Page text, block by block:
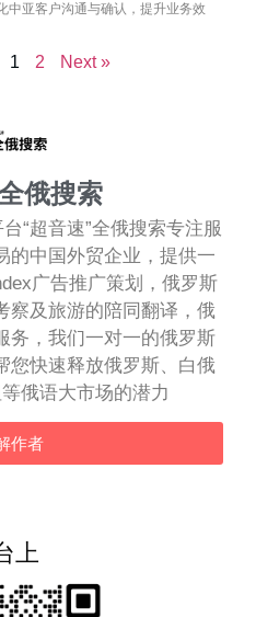
中亚客户沟通与确认，提升业务效
1 2 Next »
俄搜索
“超音速”全俄搜索专注服
的中国外贸企业，提供一
广告推广策划，俄罗斯
察及旅游的陪同翻译，俄
务，我们一对一的俄罗斯
您快速释放俄罗斯、白俄
俄语大市场的潜力
作者
上